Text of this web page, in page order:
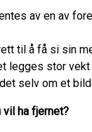
av en av
til å få si sin
legges stor vekt
selv om et
vil ha fjernet?